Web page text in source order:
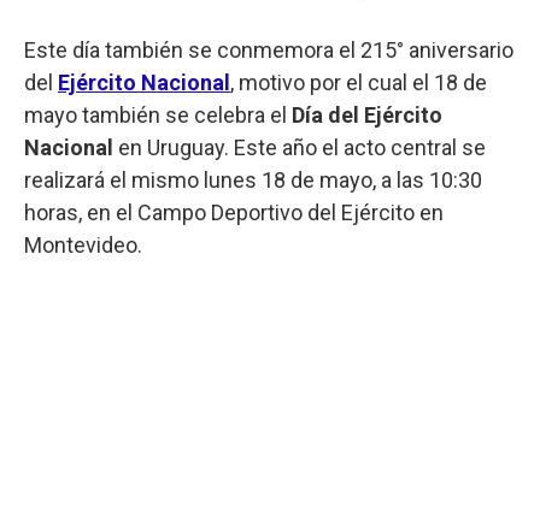
Este día también se conmemora el 215° aniversario
del Ejército Nacional , motivo por el cual el 18 de
mayo también se celebra el Día del Ejército
Nacional en Uruguay. Este año el acto central se
realizará el mismo lunes 18 de mayo, a las 10:30
horas, en el Campo Deportivo del Ejército en
Montevideo.